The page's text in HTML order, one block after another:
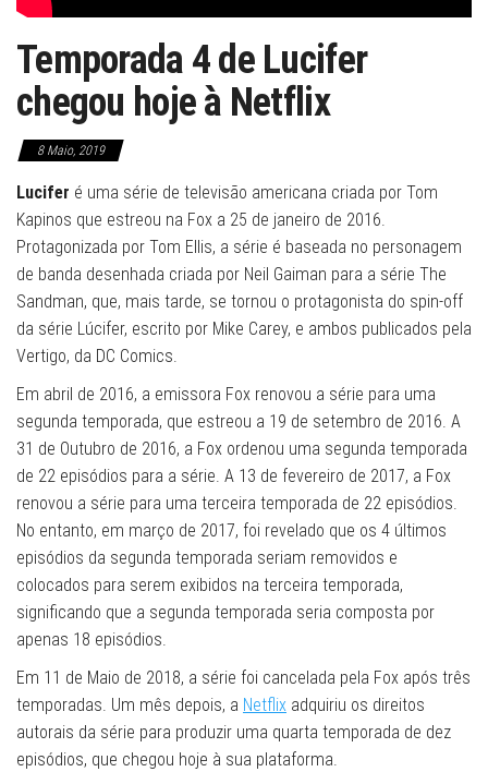
Temporada 4 de Lucifer
chegou hoje à Netflix
8 Maio, 2019
Lucifer é uma série de televisão americana criada por Tom
Kapinos que estreou na Fox a 25 de janeiro de 2016.
Protagonizada por Tom Ellis, a série é baseada no personagem
de banda desenhada criada por Neil Gaiman para a série The
Sandman, que, mais tarde, se tornou o protagonista do spin-off
da série Lúcifer, escrito por Mike Carey, e ambos publicados pela
Vertigo, da DC Comics.
Em abril de 2016, a emissora Fox renovou a série para uma
segunda temporada, que estreou a 19 de setembro de 2016. A
31 de Outubro de 2016, a Fox ordenou uma segunda temporada
de 22 episódios para a série. A 13 de fevereiro de 2017, a Fox
renovou a série para uma terceira temporada de 22 episódios.
No entanto, em março de 2017, foi revelado que os 4 últimos
episódios da segunda temporada seriam removidos e
colocados para serem exibidos na terceira temporada,
significando que a segunda temporada seria composta por
apenas 18 episódios.
Em 11 de Maio de 2018, a série foi cancelada pela Fox após três
temporadas. Um mês depois, a Netflix adquiriu os direitos
autorais da série para produzir uma quarta temporada de dez
episódios, que chegou hoje à sua plataforma.